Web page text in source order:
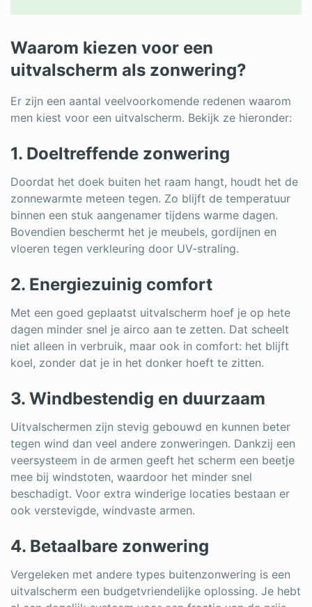
Waarom kiezen voor een
uitvalscherm als zonwering?
Er zijn een aantal veelvoorkomende redenen waarom
men kiest voor een uitvalscherm. Bekijk ze hieronder:
1. Doeltreffende zonwering
Doordat het doek buiten het raam hangt, houdt het de
zonnewarmte meteen tegen. Zo blijft de temperatuur
binnen een stuk aangenamer tijdens warme dagen.
Bovendien beschermt het je meubels, gordijnen en
vloeren tegen verkleuring door UV-straling.
2. Energiezuinig comfort
Met een goed geplaatst uitvalscherm hoef je op hete
dagen minder snel je airco aan te zetten. Dat scheelt
niet alleen in verbruik, maar ook in comfort: het blijft
koel, zonder dat je in het donker hoeft te zitten.
3. Windbestendig en duurzaam
Uitvalschermen zijn stevig gebouwd en kunnen beter
tegen wind dan veel andere zonweringen. Dankzij een
veersysteem in de armen geeft het scherm een beetje
mee bij windstoten, waardoor het minder snel
beschadigt. Voor extra winderige locaties bestaan er
ook verstevigde, windvaste armen.
4. Betaalbare zonwering
Vergeleken met andere types buitenzonwering is een
uitvalscherm een budgetvriendelijke oplossing. Je hebt